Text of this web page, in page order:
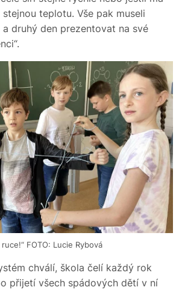
teplotu. Vše pak museli
druhý den prezentovat na své
FOTO: Lucie Rybová
chválí, škola čelí každý rok
přijetí všech spádových dětí v ní